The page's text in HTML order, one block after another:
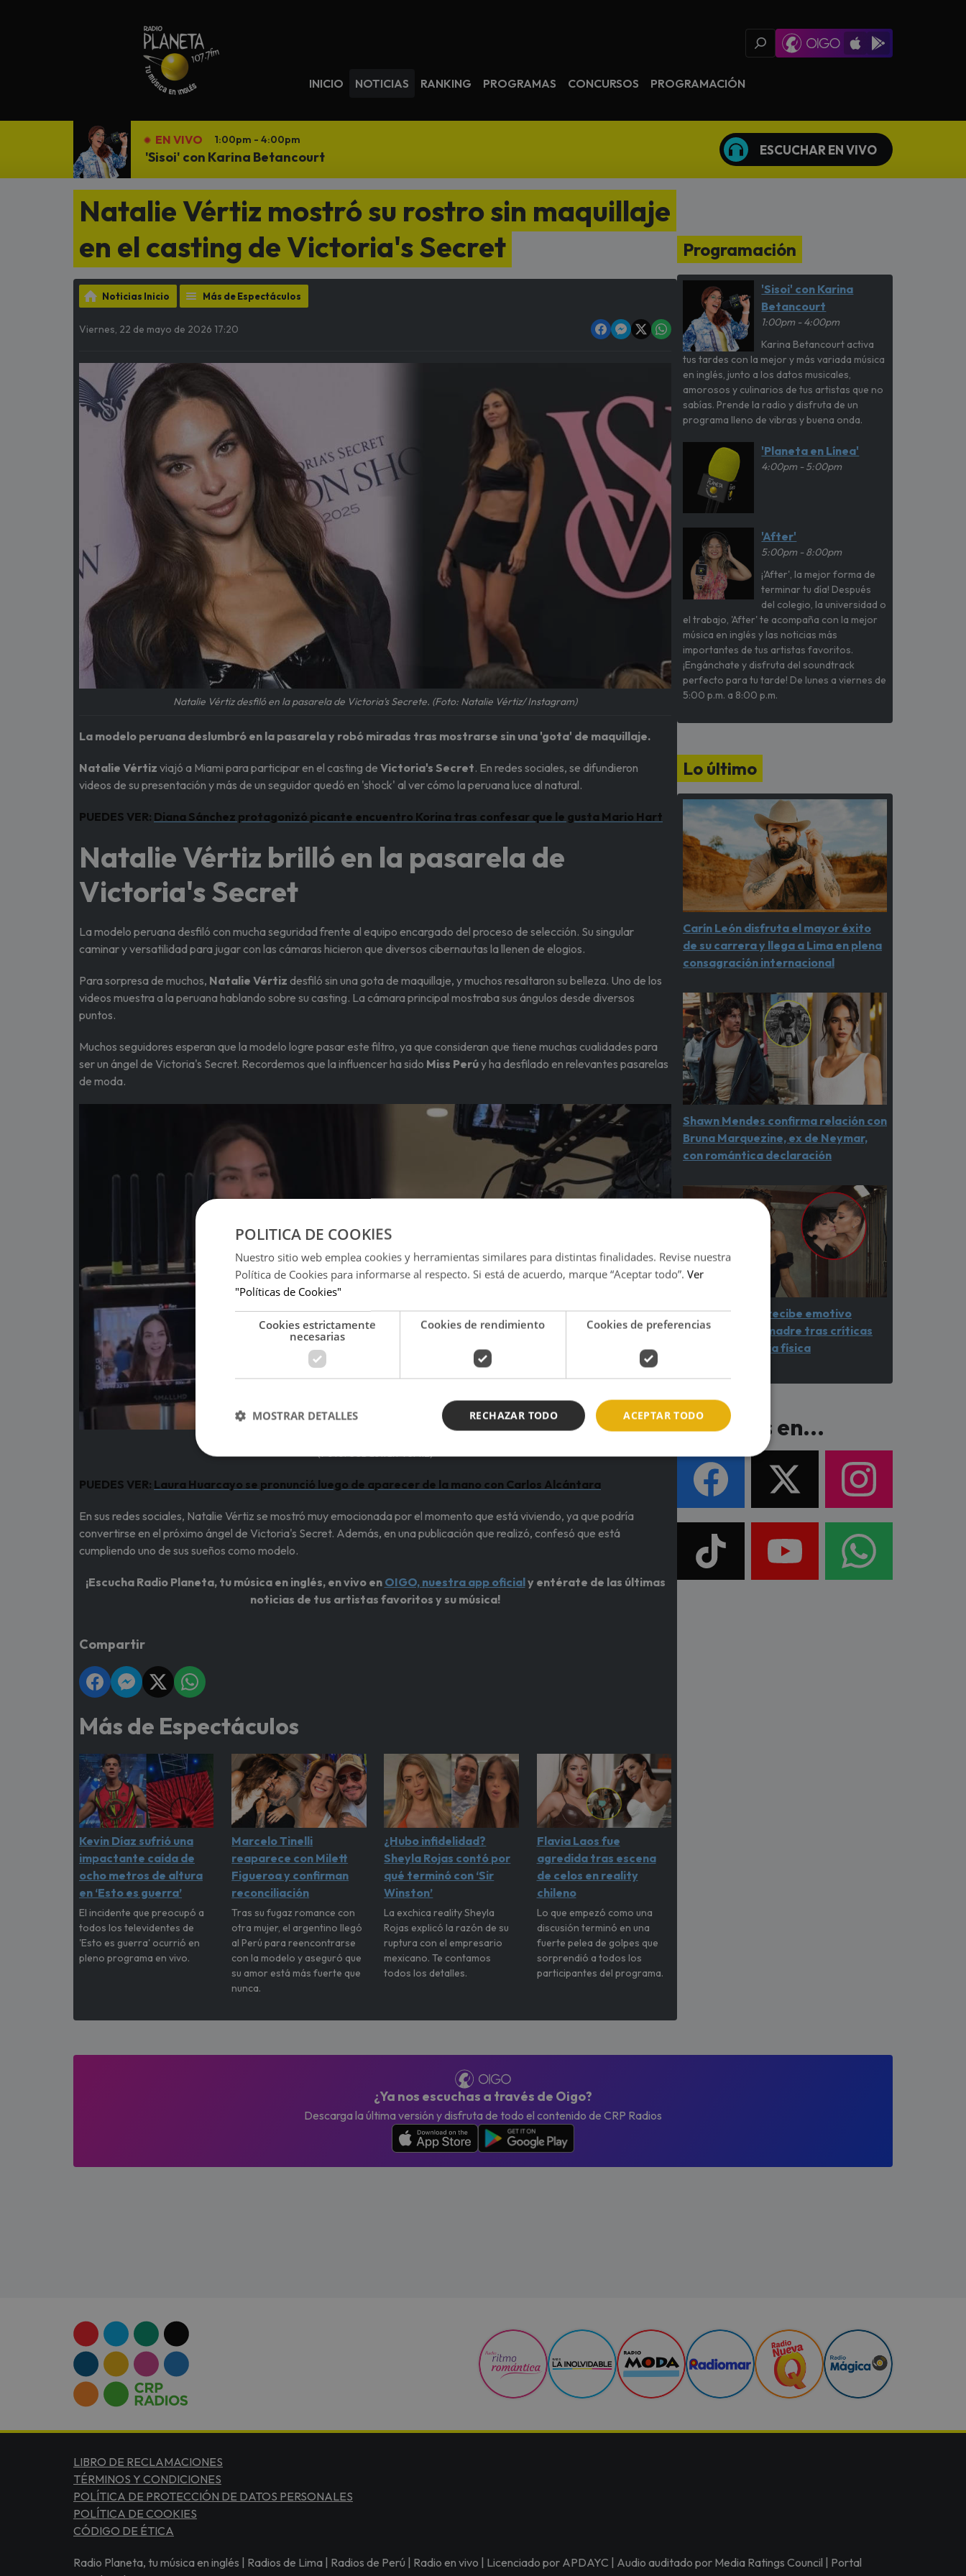
Oigo Radio App
Available on iOS
Available on
INICIO NOTICIAS RANKING PROGRAMAS CONCURSOS PROGRAMACIÓN
EN VIVO 1:00pm - 4:00pm
'Sisoi' con Karina Betancourt ESCUCHAR EN VIVO
Natalie Vértiz mostró su rostro sin maquillaje
en el casting de Victoria's Secret
Noticias Inicio Más de Espectáculos
Viernes, 22 de mayo de 2026 17:20
Natalie Vértiz desfiló en la pasarela de Victoria's Secrete. (Foto: Natalie Vértiz/ Instagram)
La modelo peruana deslumbró en la pasarela y robó miradas tras mostrarse sin una 'gota' de maquillaje.
Natalie Vértiz viajó a Miami para participar en el casting de Victoria's Secret. En redes sociales, se difundieron
videos de su presentación y más de un seguidor quedó en 'shock' al ver cómo la peruana luce al natural.
PUEDES VER: Diana Sánchez protagonizó picante encuentro Korina tras confesar que le gusta Mario Hart
Natalie Vértiz brilló en la pasarela de
Victoria's Secret
La modelo peruana desfiló con mucha seguridad frente al equipo encargado del proceso de selección. Su singular
caminar y versatilidad para jugar con las cámaras hicieron que diversos cibernautas la llenen de elogios.
Para sorpresa de muchos, Natalie Vértiz desfiló sin una gota de maquillaje, y muchos resaltaron su belleza. Uno de los
videos muestra a la peruana hablando sobre su casting. La cámara principal mostraba sus ángulos desde diversos
puntos.
Muchos seguidores esperan que la modelo logre pasar este filtro, ya que consideran que tiene muchas cualidades para
ser un ángel de Victoria's Secret. Recordemos que la influencer ha sido Miss Perúy ha desfilado en relevantes pasarelas
de moda.
(Foto: Sebastian Vértiz)
PUEDES VER: Laura Huarcayo se pronunció luego de aparecer de la mano con Carlos Alcántara
En sus redes sociales, Natalie Vértiz se mostró muy emocionada por el momento que está viviendo, ya que podría
convertirse en el próximo ángel de Victoria's Secret. Además, en una publicación que realizó, confesó que está
cumpliendo uno de sus sueños como modelo.
¡Escucha Radio Planeta, tu música en inglés, en vivo en OIGO, nuestra app oficialy entérate de las últimas
noticias de tus artistas favoritos y su música!
Compartir
Más de Espectáculos
Kevin Díaz sufrió una
impactante caída de
ocho metros de altura
en ‘Esto es guerra’
El incidente que preocupó a
todos los televidentes de
'Esto es guerra' ocurrió en
pleno programa en vivo.
Marcelo Tinelli
reaparece con Milett
Figueroa y confirman
reconciliación
Tras su fugaz romance con
otra mujer, el argentino llegó
al Perú para reencontrarse
con la modelo y aseguró que
su amor está más fuerte que
nunca.
¿Hubo infidelidad?
Sheyla Rojas contó por
qué terminó con ‘Sir
Winston’
La exchica reality Sheyla
Rojas explicó la razón de su
ruptura con el empresario
mexicano. Te contamos
todos los detalles.
Flavia Laos fue
agredida tras escena
de celos en reality
chileno
Lo que empezó como una
discusión terminó en una
fuerte pelea de golpes que
sorprendió a todos los
participantes del programa.
Programación
'Sisoi' con Karina
Betancourt
1:00pm - 4:00pm
Karina Betancourt activa
tus tardes con la mejor y más variada música
en inglés, junto a los datos musicales,
amorosos y culinarios de tus artistas que no
sabías. Prende la radio y disfruta de un
programa lleno de vibras y buena onda.
'Planeta en Línea'
4:00pm - 5:00pm
'After'
5:00pm - 8:00pm
¡'After', la mejor forma de
terminar tu día! Después
del colegio, la universidad o
el trabajo, 'After' te acompaña con la mejor
música en inglés y las noticias más
importantes de tus artistas favoritos.
¡Engánchate y disfruta del soundtrack
perfecto para tu tarde! De lunes a viernes de
5:00 p.m. a 8:00 p.m.
Lo último
Carín León disfruta el mayor éxito
de su carrera y llega a Lima en plena
consagración internacional
Shawn Mendes confirma relación con
Bruna Marquezine, ex de Neymar,
con romántica declaración
Ariana Grande recibe emotivo
respaldo de su madre tras críticas
por su apariencia física
Síguenos en...
¿Ya nos escuchas a través de Oigo?
Descarga la última versión y disfruta de todo el contenido de CRP Radios
LIBRO DE RECLAMACIONES
TÉRMINOS Y CONDICIONES
POLÍTICA DE PROTECCIÓN DE DATOS PERSONALES
POLÍTICA DE COOKIES
CÓDIGO DE ÉTICA
Radio Planeta, tu música en inglés | Radios de Lima | Radios de Perú | Radio en vivo | Licenciado por APDAYC | Audio auditado por Media Ratings Council | Portal
POLITICA DE COOKIES
Nuestro sitio web emplea cookies y herramientas similares para distintas finalidades. Revise nuestra
Política de Cookies para informarse al respecto. Si está de acuerdo, marque “Aceptar todo”. Ver
"Políticas de Cookies"
Cookies estrictamente
necesarias
Cookies de rendimiento Cookies de preferencias
ACEPTAR TODO
RECHAZAR TODO
MOSTRAR DETALLES